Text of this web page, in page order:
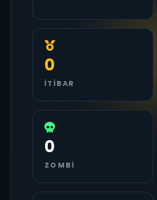
0
İTIBAR
0
ZOMBI